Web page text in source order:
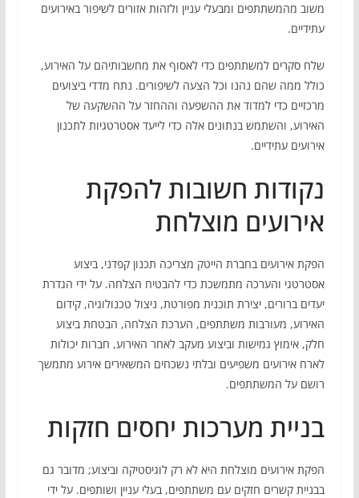
משוב מהמשתתפים ומבעלי עניין ולזהות אזורים לשיפור באירועים
עתידיים.
שלח סקרים למשתתפים כדי לאסוף את מחשבותיהם על האירוע,
כולל ממה שהם נהנו וכל הצעה לשיפורים. נתח מדדי ביצועים
מרכזיים כדי למדוד את ההשפעה וההחזר על ההשקעה של
האירוע, והשתמש בנתונים אלה כדי לייעד אסטרטגיות לתכנון
אירועים עתידיים.
נקודות חשובות להפקת
אירועים מוצלחת
הפקת אירועים בחברת הייטק מצריכה תכנון קפדני, ביצוע
אסטרטגי והערכה מתמשכת כדי להבטיח הצלחה. על ידי הגדרת
יעדים ברורים, יצירת תוכנית מפורטת, ניצול טכנולוגיה, קידום
האירוע, מעורבות משתתפים, הערכת הצלחה, הבטחת ביצוע
חלק, אימוץ גמישות וביצוע מעקב לאחר האירוע, חברות יכולות
לארח אירועים משפיעים ובלתי נשכחים המשאירים אירוע מתמשך
רושם על המשתתפים.
בניית מערכות יחסים חזקות
הפקת אירועים מוצלחת היא לא רק לוגיסטיקה וביצוע; מדובר גם
בבניית קשרים חזקים עם משתתפים, בעלי עניין ושותפים. על ידי